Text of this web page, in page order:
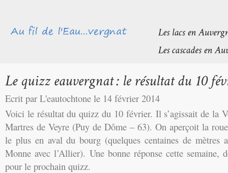
Ecrit par L'eautochtone le 14 février 2014
Voici le résultat du quizz du 10 février. Il s’agissait de la
Martres de Veyre (Puy de Dôme – 63). On aperçoit la
le plus en aval du bourg (quelques centaines de mètres
Monne avec l’Allier). Une bonne réponse cette
pour le prochain quizz.